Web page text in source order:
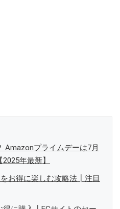
Amazonプライムデーは7月
年最新】
お得に楽しむ攻略法┃注目